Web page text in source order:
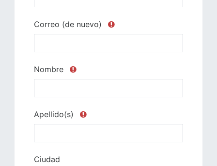
Correo (de nuevo)
Nombre
Apellido(s)
Ciudad